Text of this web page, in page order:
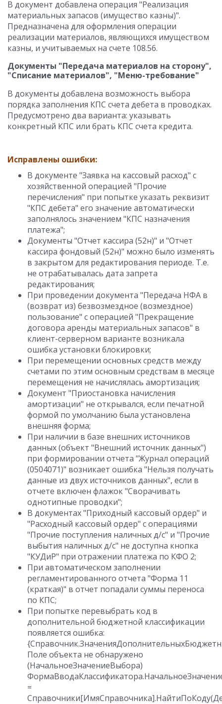
В документ добавлена операция "Реализация
материальных запасов (имущество казны)".
Предназначена для оформления операции
реализации материалов, являющихся имуществом
казны, и учитываемых на счете 108.56.
Документы "Передача материалов на сторону",
"Списание материалов", "Меню-требование"
В документы добавлена возможность выбора
порядка заполнения КПС счета дебета в проводках.
Предусмотрено два варианта: указывать
конкретный КПС или брать КПС счета кредита.
Исправлены ошибки:
В документе "Заявка на кассовый расход" с
хозяйственной операцией "Прочие
перечисления" при попытке указать реквизит
"КПС дебета" его значение автоматически
заполнялось значением "КПС назначения
платежа";
Документы "Отчет кассира (52н)" и "Отчет
кассира фондовый (52н)" можно было изменять
в закрытом для редактирования периоде. Т.е.
не отрабатывалась дата запрета
редактирования;
При проведении документа "Передача НФА в
(возврат из) безвозмездное (возмездное)
пользование" с операцией "Прекращение
договора аренды материальных запасов" в
клиент-серверном варианте возникала
ошибка установки блокировки;
При перемещении основных средств между
счетами по этим основным средствам в месяце
перемещения не начислялась амортизация;
Документ "Приостановка начисления
амортизации" не открывался, если печатной
формой по умолчанию была установлена
внешняя форма;
При наличии в базе внешних источников
данных (объект "Внешний источник данных")
при формировании отчета "Журнал операций
(0504071)" возникает ошибка "Нельзя получать
данные из двух источников данных", если в
отчете включен флажок "Сворачивать
однотипные проводки";
В документах "Приходный кассовый ордер" и
"Расходный кассовый ордер" с операциями
"Прочие поступления наличных д/с" и "Прочие
выбытия наличных д/с" не доступна кнопка
"КУДиР" при отражении платежа по КФО 2;
При автоматическом заполнении
регламентированного отчета "Форма 11
(краткая)" в отчет попадали суммы переноса
по КПС;
При попытке перевыбрать код в
дополнительной бюджетной классификации
появляется ошибка:
Поле объекта не обнаружено
(НачальноеЗначениеВыбора)
=